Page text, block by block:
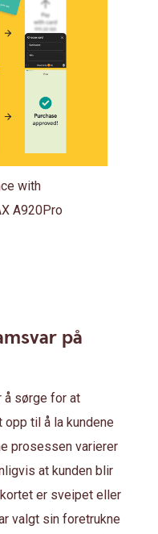
with
A920Pro
på
å sørge for at
til å la kundene
prosessen varierer
at kunden blir
er sveipet eller
valgt sin foretrukne